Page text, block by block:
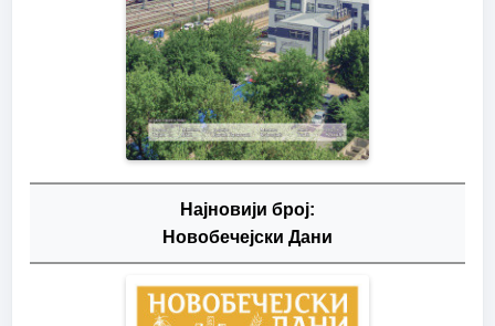
Најновији број:
Новобечејски Дани